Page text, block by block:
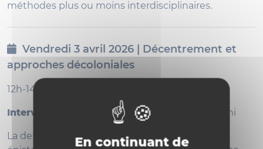
En continuant de
méthodes plus ou moins interdisciplinaires.
Vendredi 3 avril 2026 | Décentrement et
approches décoloniales
12h-14h - Salle Dabin -
Intervenant·es : Nina Bires Silva et Jonas Sindani
La deuxième rencontre se concentrera sur les